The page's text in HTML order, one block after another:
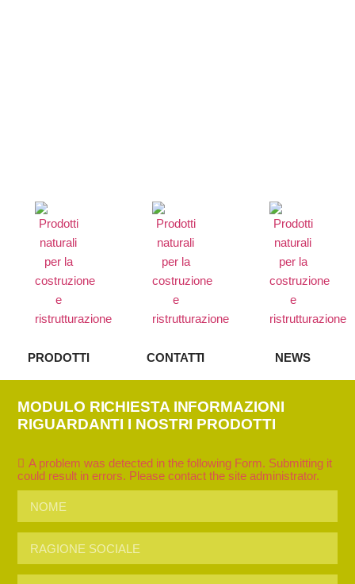
PRODOTTI CONTATTI NEWS
MODULO RICHIESTA INFORMAZIONI
RIGUARDANTI I NOSTRI PRODOTTI
A problem was detected in the following Form. Submitting it
could result in errors. Please contact the site administrator.